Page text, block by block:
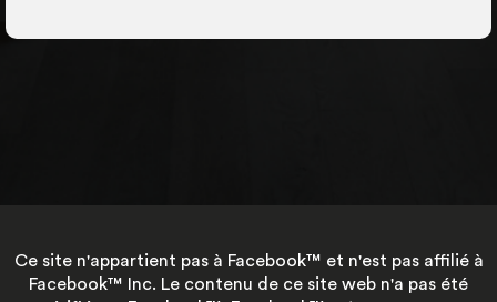
Ce site n'appartient pas à Facebook™ et n'est pas affilié à
Facebook™ Inc. Le contenu de ce site web n'a pas été